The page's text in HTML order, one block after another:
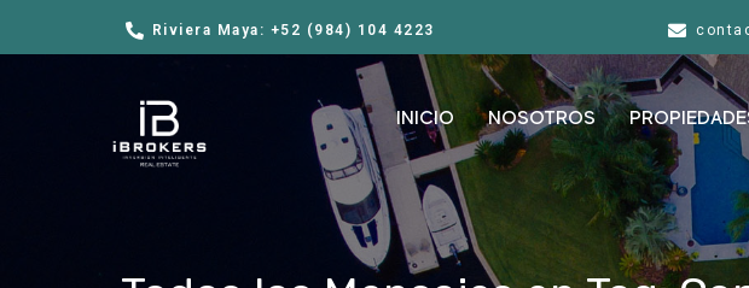
Riviera Maya: +52 (984) 104 4223
INICIO NOSOTROS